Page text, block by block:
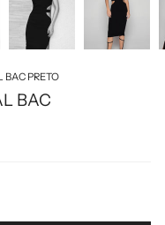
BAC PRETO
BAC